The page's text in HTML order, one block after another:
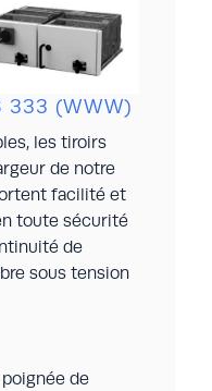
333 (WWW)
les tiroirs
de notre
facilité et
toute sécurité
de
sous tension
de